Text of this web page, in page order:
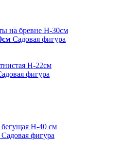
Садовая фигура
фигура
Садовая фигура